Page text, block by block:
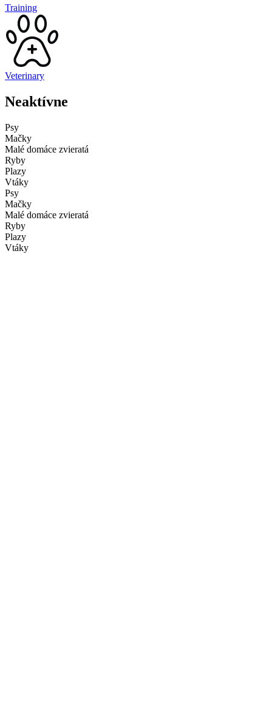
Training
Veterinary
Neaktívne
Psy
Mačky
Malé domáce zvieratá
Ryby
Plazy
Vtáky
Psy
Mačky
Malé domáce zvieratá
Ryby
Plazy
Vtáky